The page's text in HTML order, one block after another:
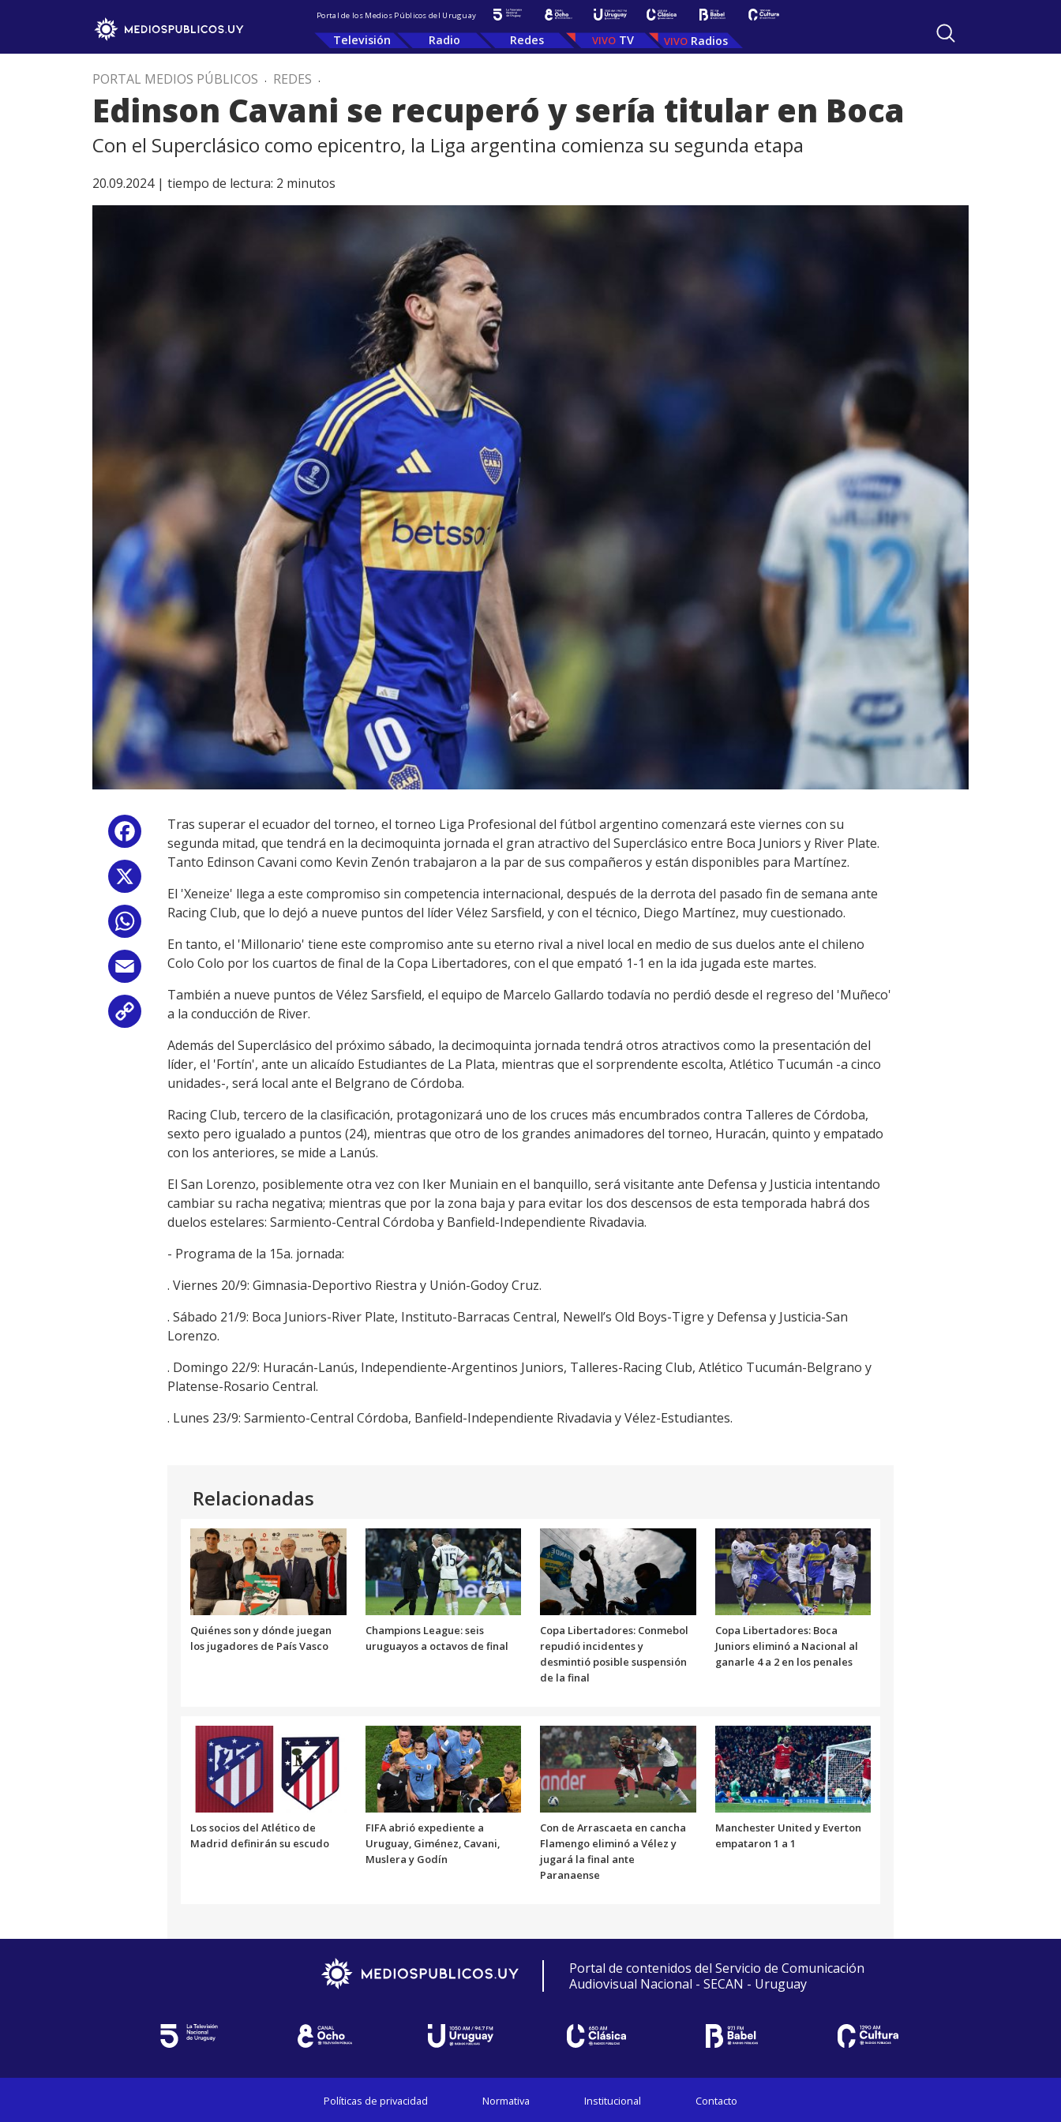
Portal de los Medios Públicos del Uruguay
Televisión Radio Redes TV Radios
PORTAL MEDIOS PÚBLICOS . REDES .
Edinson Cavani se recuperó y sería titular en Boca
Con el Superclásico como epicentro, la Liga argentina comienza su segunda etapa
20.09.2024 | tiempo de lectura: 2 minutos
Facebook
WhatsApp
Email
Copy
Link
Tras superar el ecuador del torneo, el torneo Liga Profesional del fútbol argentino comenzará este viernes con su
segunda mitad, que tendrá en la decimoquinta jornada el gran atractivo del Superclásico entre Boca Juniors y River Plate.
Tanto Edinson Cavani como Kevin Zenón trabajaron a la par de sus compañeros y están disponibles para Martínez.
El 'Xeneize' llega a este compromiso sin competencia internacional, después de la derrota del pasado fin de semana ante
Racing Club, que lo dejó a nueve puntos del líder Vélez Sarsfield, y con el técnico, Diego Martínez, muy cuestionado.
En tanto, el 'Millonario' tiene este compromiso ante su eterno rival a nivel local en medio de sus duelos ante el chileno
Colo Colo por los cuartos de final de la Copa Libertadores, con el que empató 1-1 en la ida jugada este martes.
También a nueve puntos de Vélez Sarsfield, el equipo de Marcelo Gallardo todavía no perdió desde el regreso del 'Muñeco'
a la conducción de River.
Además del Superclásico del próximo sábado, la decimoquinta jornada tendrá otros atractivos como la presentación del
líder, el 'Fortín', ante un alicaído Estudiantes de La Plata, mientras que el sorprendente escolta, Atlético Tucumán -a cinco
unidades-, será local ante el Belgrano de Córdoba.
Racing Club, tercero de la clasificación, protagonizará uno de los cruces más encumbrados contra Talleres de Córdoba,
sexto pero igualado a puntos (24), mientras que otro de los grandes animadores del torneo, Huracán, quinto y empatado
con los anteriores, se mide a Lanús.
El San Lorenzo, posiblemente otra vez con Iker Muniain en el banquillo, será visitante ante Defensa y Justicia intentando
cambiar su racha negativa; mientras que por la zona baja y para evitar los dos descensos de esta temporada habrá dos
duelos estelares: Sarmiento-Central Córdoba y Banfield-Independiente Rivadavia.
- Programa de la 15a. jornada:
. Viernes 20/9: Gimnasia-Deportivo Riestra y Unión-Godoy Cruz.
. Sábado 21/9: Boca Juniors-River Plate, Instituto-Barracas Central, Newell’s Old Boys-Tigre y Defensa y Justicia-San
Lorenzo.
. Domingo 22/9: Huracán-Lanús, Independiente-Argentinos Juniors, Talleres-Racing Club, Atlético Tucumán-Belgrano y
Platense-Rosario Central.
. Lunes 23/9: Sarmiento-Central Córdoba, Banfield-Independiente Rivadavia y Vélez-Estudiantes.
Relacionadas
Quiénes son y dónde juegan
los jugadores de País Vasco
Champions League: seis
uruguayos a octavos de final
Copa Libertadores: Conmebol
repudió incidentes y
desmintió posible suspensión
de la final
Copa Libertadores: Boca
Juniors eliminó a Nacional al
ganarle 4 a 2 en los penales
Los socios del Atlético de
Madrid definirán su escudo
FIFA abrió expediente a
Uruguay, Giménez, Cavani,
Muslera y Godín
Con de Arrascaeta en cancha
Flamengo eliminó a Vélez y
jugará la final ante
Paranaense
Manchester United y Everton
empataron 1 a 1
Portal de contenidos del Servicio de Comunicación
Audiovisual Nacional - SECAN - Uruguay
Políticas de privacidad Normativa Institucional Contacto